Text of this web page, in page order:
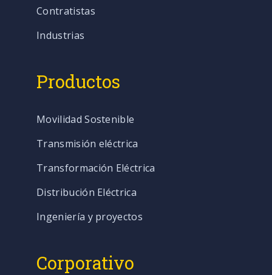
Contratistas
Industrias
Productos
Movilidad Sostenible
Transmisión eléctrica
Transformación Eléctrica
Distribución Eléctrica
Ingeniería y proyectos
Corporativo